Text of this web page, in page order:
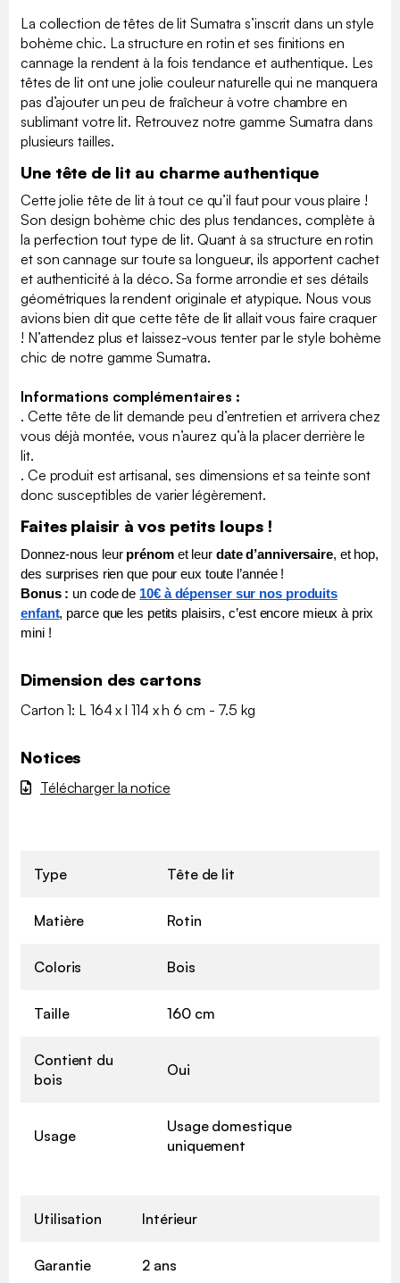
La collection de têtes de lit Sumatra s’inscrit dans un style
bohème chic. La structure en rotin et ses finitions en
cannage la rendent à la fois tendance et authentique. Les
têtes de lit ont une jolie couleur naturelle qui ne manquera
pas d’ajouter un peu de fraîcheur à votre chambre en
sublimant votre lit. Retrouvez notre gamme Sumatra dans
plusieurs tailles.
Une tête de lit au charme authentique
Cette jolie tête de lit à tout ce qu’il faut pour vous plaire !
Son design bohème chic des plus tendances, complète à
la perfection tout type de lit. Quant à sa structure en rotin
et son cannage sur toute sa longueur, ils apportent cachet
et authenticité à la déco. Sa forme arrondie et ses détails
géométriques la rendent originale et atypique. Nous vous
avions bien dit que cette tête de lit allait vous faire craquer
! N’attendez plus et laissez-vous tenter par le style bohème
chic de notre gamme Sumatra.
Informations complémentaires :
. Cette tête de lit demande peu d’entretien et arrivera chez
vous déjà montée, vous n’aurez qu’à la placer derrière le
lit.
. Ce produit est artisanal, ses dimensions et sa teinte sont
donc susceptibles de varier légèrement.
Faites plaisir à vos petits loups !
Donnez-nous leur prénom et leur date d’anniversaire, et hop,
des surprises rien que pour eux toute l’année !
Bonus : un code de 10€ à dépenser sur nos produits
enfant, parce que les petits plaisirs, c’est encore mieux à prix
mini !
Dimension des cartons
Carton 1: L 164 x l 114 x h 6 cm - 7.5 kg
Notices
Télécharger la notice
Type Tête de lit
Matière Rotin
Coloris Bois
Taille 160 cm
Contient du
bois
Oui
Usage
Usage domestique
uniquement
Utilisation Intérieur
Garantie 2 ans